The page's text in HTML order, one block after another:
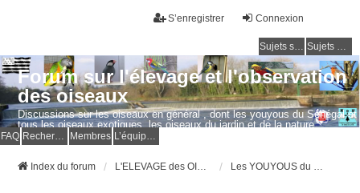
Connexion
S’enregistrer
Sujets sans réponse Sujets actifs
Forum sur l'élevage et l'observation
des oiseaux
Discussions sur les oiseaux en général , dont les youyous du Sénégal et
tous les oiseaux exotiques, les oiseaux du jardin et de la nature.
Questions, photos, expériences.
FAQ Membres
Index du forum